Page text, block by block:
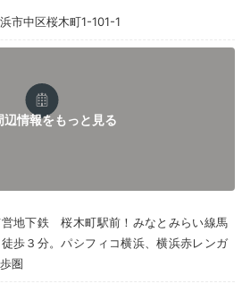
、お散歩するのに最適。客船や
のんびり歩きましょう。
ー
市中区桜木町1-101-1
営地下鉄 桜木町駅前！みなとみらい線馬
歩３分。パシフィコ横浜、横浜赤レンガ
圏